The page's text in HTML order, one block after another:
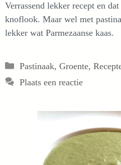
Verrassend lekker recept en
knoflook. Maar wel met
lekker wat Parmezaanse kaas.
Categorieën
Pastinaak, Groente,
Plaats een reactie